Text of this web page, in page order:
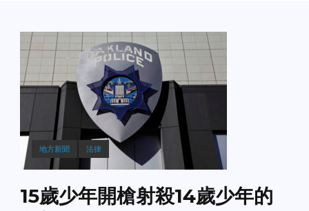
地方新聞 法律
15歲少年開槍射殺14歲少年的